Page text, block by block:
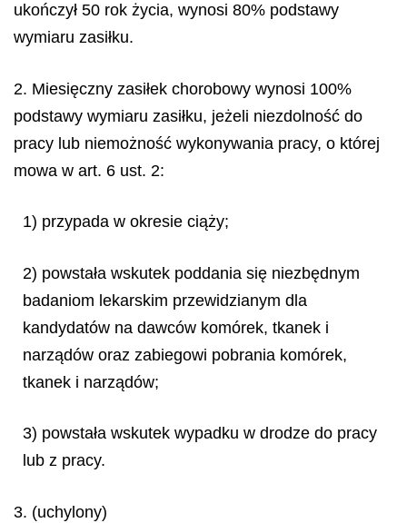
ukończył 50 rok życia, wynosi 80% podstawy
wymiaru zasiłku.
2. Miesięczny zasiłek chorobowy wynosi 100%
podstawy wymiaru zasiłku, jeżeli niezdolność do
pracy lub niemożność wykonywania pracy, o której
mowa w art. 6 ust. 2:
1) przypada w okresie ciąży;
2) powstała wskutek poddania się niezbędnym
badaniom lekarskim przewidzianym dla
kandydatów na dawców komórek, tkanek i
narządów oraz zabiegowi pobrania komórek,
tkanek i narządów;
3) powstała wskutek wypadku w drodze do pracy
lub z pracy.
3. (uchylony)